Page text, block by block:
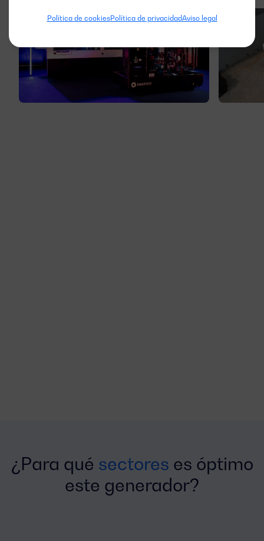
Política de cookiesPolítica de privacidadAviso legal
¿Para qué sectores es óptimo
este generador?